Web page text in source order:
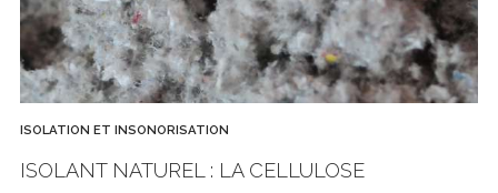
ISOLATION ET INSONORISATION
ISOLANT NATUREL : LA CELLULOSE